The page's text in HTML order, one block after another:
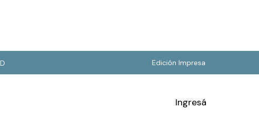
Edición Impresa
Ingresá